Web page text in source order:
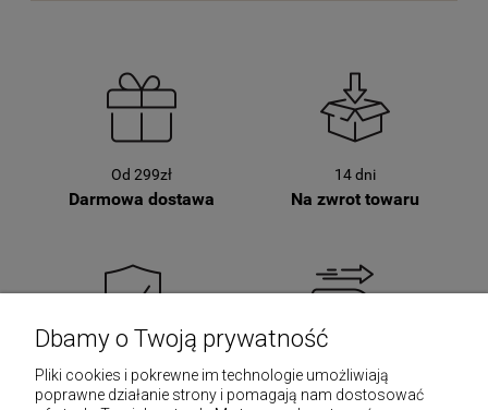
Od 299zł
Darmowa dostawa
14 dni
Na zwrot towaru
SSL
Bezpieczne zakupy
Już w 24 godziny
Szybka wysyłka
Dbamy o Twoją prywatność
Pliki cookies i pokrewne im technologie umożliwiają
poprawne działanie strony i pomagają nam dostosować